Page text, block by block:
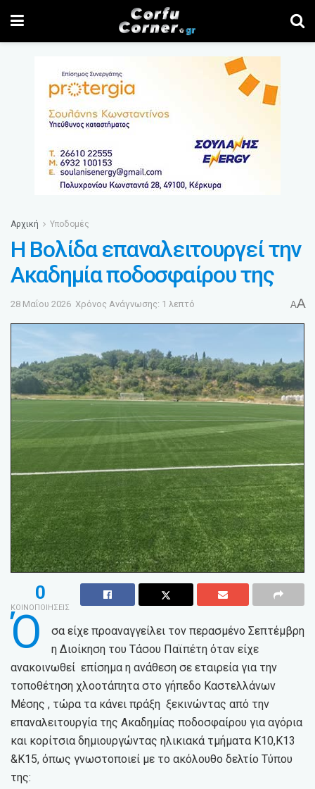
Αρχική Υποδομές
Η Βολίδα επαναλειτουργεί την
Ακαδημία ποδοσφαίρου της
28 Μαΐου 2026 Χρόνος Ανάγνωσης: 1 λεπτό AA
0
ΚΟΙΝΟΠΟΙΗΣΕΙΣ
Ό
σα είχε προαναγγείλει τον περασμένο Σεπτέμβρη
η Διοίκηση του Τάσου Παϊπέτη όταν είχε
ανακοινωθεί επίσημα η ανάθεση σε εταιρεία για την
τοποθέτηση χλοοτάπητα στο γήπεδο Καστελλάνων
Μέσης , τώρα τα κάνει πράξη ξεκινώντας από την
επαναλειτουργία της Ακαδημίας ποδοσφαίρου για αγόρια
και κορίτσια δημιουργώντας ηλικιακά τμήματα Κ10,Κ13
&Κ15, όπως γνωστοποιεί με το ακόλουθο δελτίο Τύπου
της: